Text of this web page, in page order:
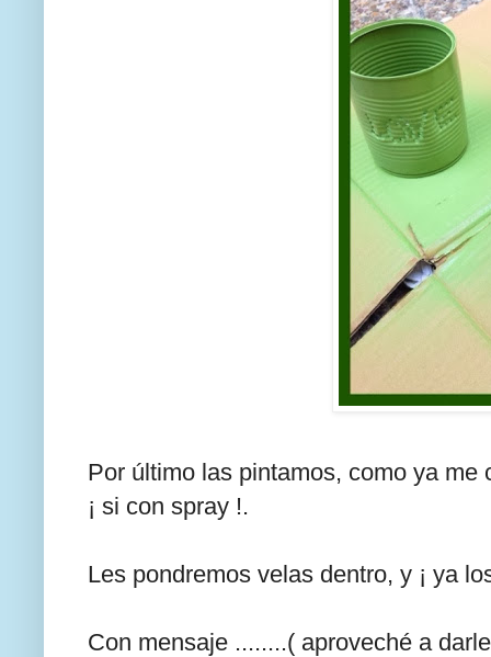
Por último las pintamos, como ya
¡ si con spray !.
Les pondremos velas dentro, y ¡ ya
Con mensaje ........( aproveché a